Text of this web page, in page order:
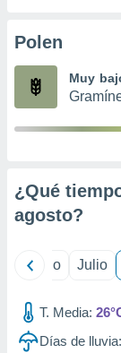
e
mediante
publicidad
publicidad
de
Polen
Muy
¿Qué
agosto?
Junio Julio
T. Media:
Días de lluvia: